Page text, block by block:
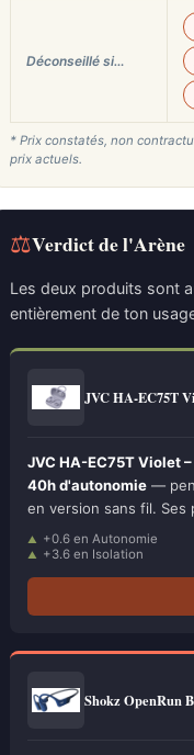
Déconseillé si…
* Prix constatés, non
prix actuels.
⚖Verdict de l'Arène
Les deux produits sont
entièrement de ton
JVC HA-EC75T
JVC HA-EC75T Violet
40h d'autonomie —
en version sans fil. Ses
+0.6 en Autonomie
+3.6 en Isolation
Shokz OpenRun